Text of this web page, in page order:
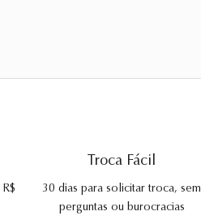
Troca Fácil
30 dias para solicitar troca, sem
perguntas ou burocracias